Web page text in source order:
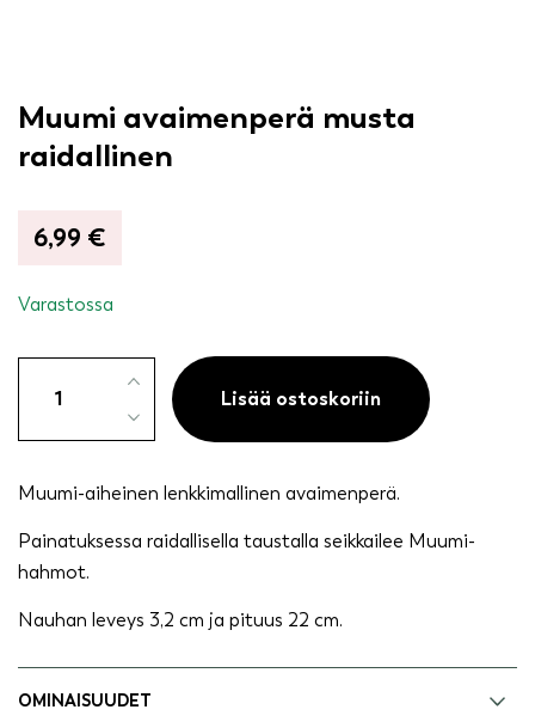
Muumi avaimenperä musta
raidallinen
6,99 €
Varastossa
avaimenperä
määrä
Lisää ostoskoriin
Muumi-aiheinen lenkkimallinen avaimenperä.
Painatuksessa raidallisella taustalla seikkailee Muumi-
hahmot.
Nauhan leveys 3,2 cm ja pituus 22 cm.
OMINAISUUDET